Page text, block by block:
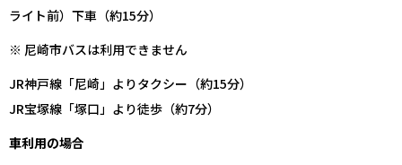
ライト前）下車（約15分）
※ 尼崎市バスは利用できません
JR神戸線「尼崎」よりタクシー（約15分）
JR宝塚線「塚口」より徒歩（約7分）
車利用の場合